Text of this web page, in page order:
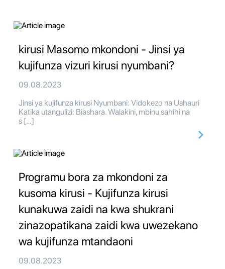
kirusi Masomo mkondoni - Jinsi ya
kujifunza vizuri kirusi nyumbani?
09.08.2023
Jinsi ya kujifunza kirusi Nyumbani: Vidokezo na Ushauri
Katika utangulizi: Biashara. Walakini, mbinu sahihi na
s […]
Programu bora za mkondoni za
kusoma kirusi - Kujifunza kirusi
kunakuwa zaidi na kwa shukrani
zinazopatikana zaidi kwa uwezekano
wa kujifunza mtandaoni
09.08.2023